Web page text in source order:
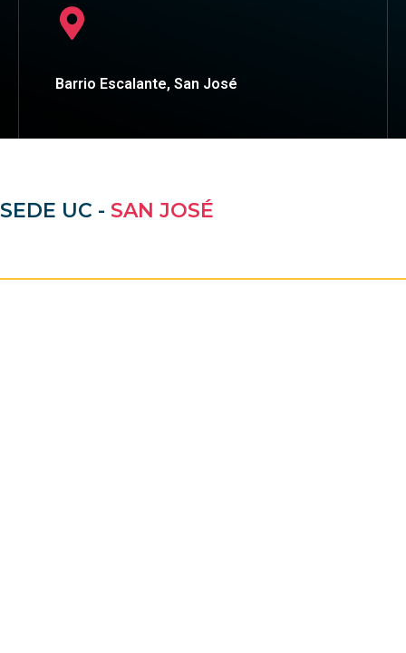
Barrio Escalante, San José
SEDE UC - SAN JOSÉ